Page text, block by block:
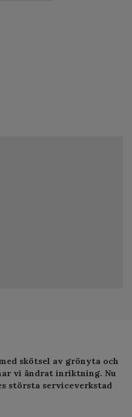
skötsel av grönyta och
vi ändrat inriktning. Nu
största serviceverkstad